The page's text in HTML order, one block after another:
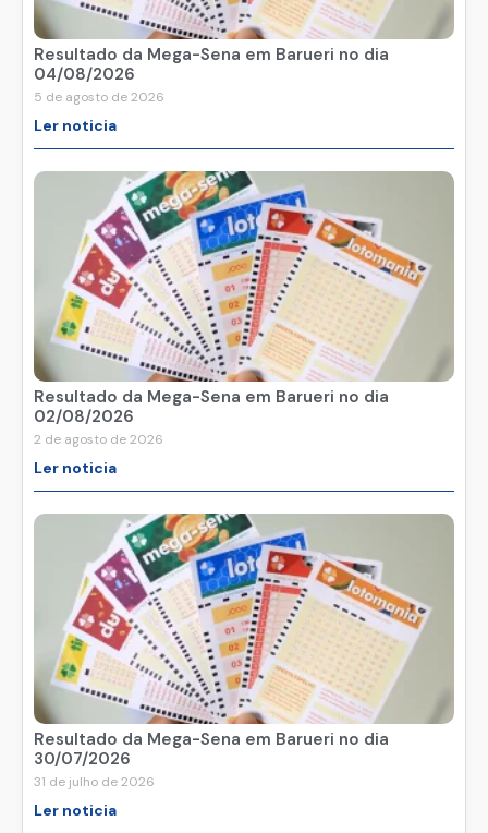
Resultado da Mega-Sena em Barueri no dia
04/08/2026
5 de agosto de 2026
Ler noticia
Resultado da Mega-Sena em Barueri no dia
02/08/2026
2 de agosto de 2026
Ler noticia
Resultado da Mega-Sena em Barueri no dia
30/07/2026
31 de julho de 2026
Ler noticia